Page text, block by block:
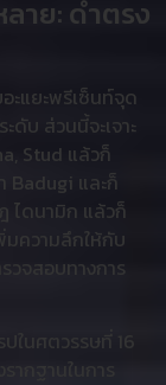
ลาย: ดำตรง
ะแยะพรีเซ็นท์จุด
ดับ ส่วนนี้จะเจาะ
Stud แล้วก็
Badugi และก็
ไดนามิก แล้วก็
มความลึกให้กับ
วจสอบทางการ
นศตวรรษที่ 16
ากฐานในการ